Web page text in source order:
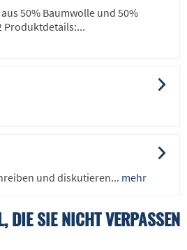
50% Baumwolle und 50%
Produktdetails:...
und diskutieren... mehr
DIE SIE NICHT VERPASSEN